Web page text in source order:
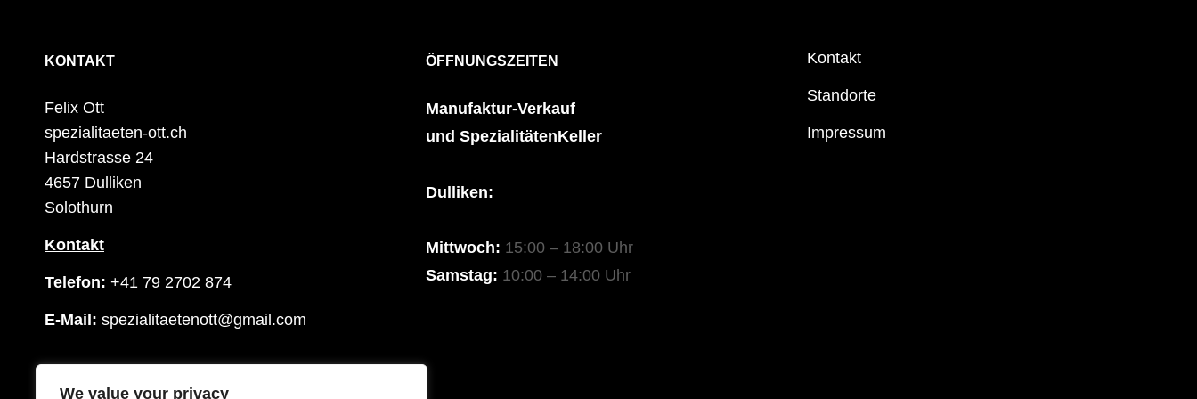
We value your privacy
KONTAKT
Felix Ott
spezialitaeten-ott.ch
Hardstrasse 24
4657 Dulliken
Solothurn
Kontakt
Telefon: +41 79 2702 874
E-Mail: spezialitaetenott@gmail.com
ÖFFNUNGSZEITEN
Manufaktur-Verkauf
und SpezialitätenKeller
Dulliken:
Mittwoch: 15:00 – 18:00 Uhr
Samstag: 10:00 – 14:00 Uhr
Kontakt
Standorte
Impressum